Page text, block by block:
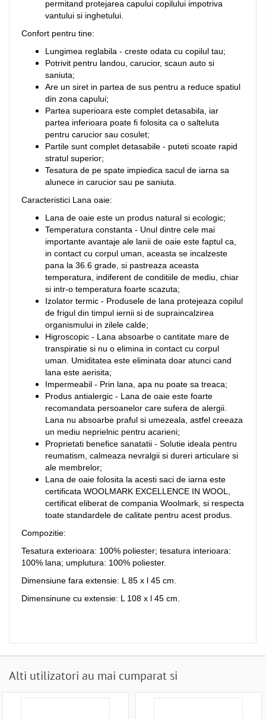
permitand protejarea capului copilului impotriva
vantului si inghetului.
Confort pentru tine:
Lungimea reglabila - creste odata cu copilul tau;
Potrivit pentru landou, carucior, scaun auto si
saniuta;
Are un siret in partea de sus pentru a reduce spatiul
din zona capului;
Partea superioara este complet detasabila, iar
partea inferioara poate fi folosita ca o salteluta
pentru carucior sau cosulet;
Partile sunt complet detasabile - puteti scoate rapid
stratul superior;
Tesatura de pe spate impiedica sacul de iarna sa
alunece in carucior sau pe saniuta.
Caracteristici Lana oaie:
Lana de oaie este un produs natural si ecologic;
Temperatura constanta - Unul dintre cele mai
importante avantaje ale lanii de oaie este faptul ca,
in contact cu corpul uman, aceasta se incalzeste
pana la 36.6 grade, si pastreaza aceasta
temperatura, indiferent de conditiile de mediu, chiar
si intr-o temperatura foarte scazuta;
Izolator termic - Produsele de lana protejeaza copilul
de frigul din timpul iernii si de supraincalzirea
organismului in zilele calde;
Higroscopic - Lana absoarbe o cantitate mare de
transpiratie si nu o elimina in contact cu corpul
uman. Umiditatea este eliminata doar atunci cand
lana este aerisita;
Impermeabil - Prin lana, apa nu poate sa treaca;
Produs antialergic - Lana de oaie este foarte
recomandata persoanelor care sufera de alergii.
Lana nu absoarbe praful si umezeala, astfel creeaza
un mediu neprielnic pentru acarieni;
Proprietati benefice sanatatii - Solutie ideala pentru
reumatism, calmeaza nevralgii si dureri articulare si
ale membrelor;
Lana de oaie folosita la acesti saci de iarna este
certificata WOOLMARK EXCELLENCE IN WOOL,
certificat eliberat de compania Woolmark, si respecta
toate standardele de calitate pentru acest produs.
Compozitie:
Tesatura exterioara: 100% poliester; tesatura interioara:
100% lana; umplutura: 100% poliester.
Dimensiune fara extensie: L 85 x l 45 cm.
Dimensinune cu extensie: L 108 x l 45 cm.
Alti utilizatori au mai cumparat si